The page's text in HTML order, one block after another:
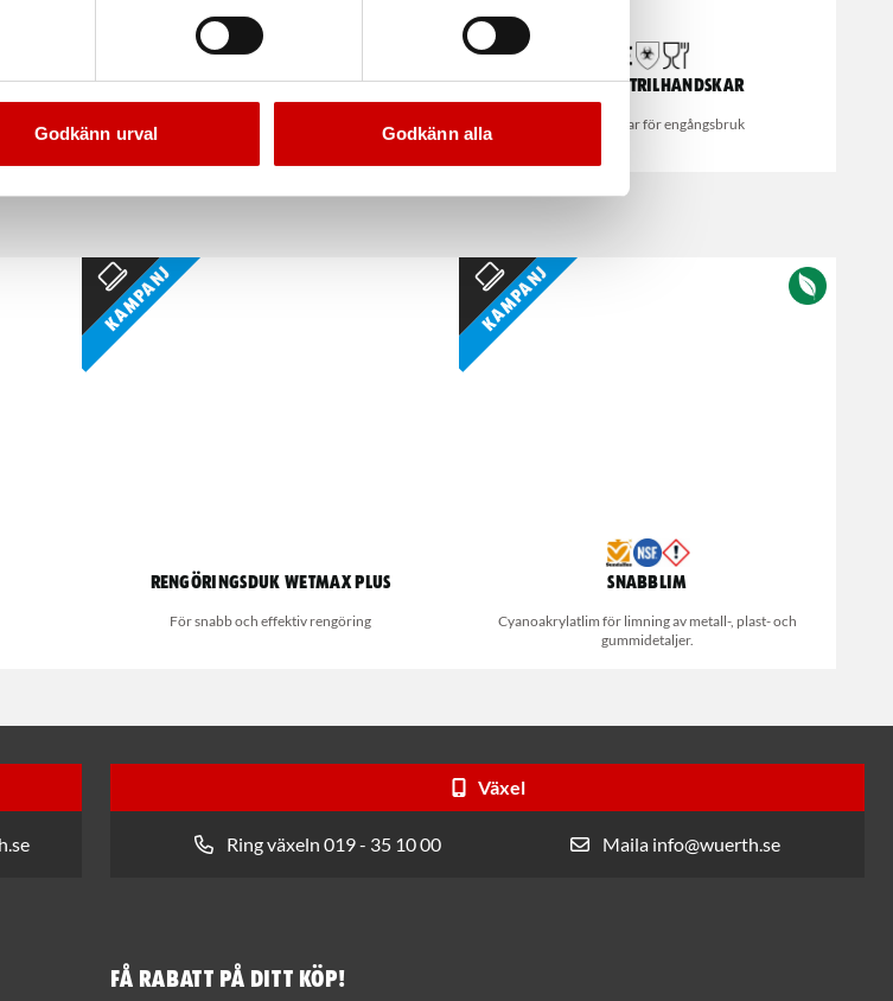
Godkänn urval Godkänn alla
Liquid Patch Svarta nitrilhandskar
Nitrilhandskar för engångsbruk
Kampanj
Rengöringsduk Wetmax Plus
För snabb och effektiv rengöring
Kampanj
Snabblim
Cyanoakrylatlim för limning av metall-, plast- och
gummidetaljer.
Växel
Ring växeln 019 - 35 10 00 Maila info@wuerth.se
Få rabatt på ditt köp!